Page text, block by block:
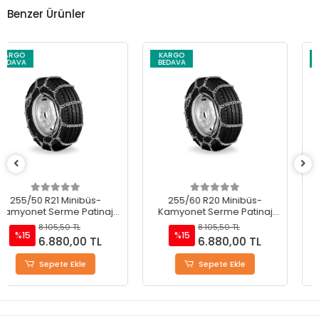
Benzer Ürünler
KARGO
BEDAVA
255/60 R20 Minibüs-
Kamyonet Serme Patinaj
Zinciri - M220
%15
8.105,50 TL
6.880,00 TL
Sepete Ekle
KARGO
BEDAVA
255/70 R18 Minibüs-
Kamyonet Serme Patinaj
Zinciri - M220
%15
8.105,50 TL
6.880,00 TL
Sepete Ekle